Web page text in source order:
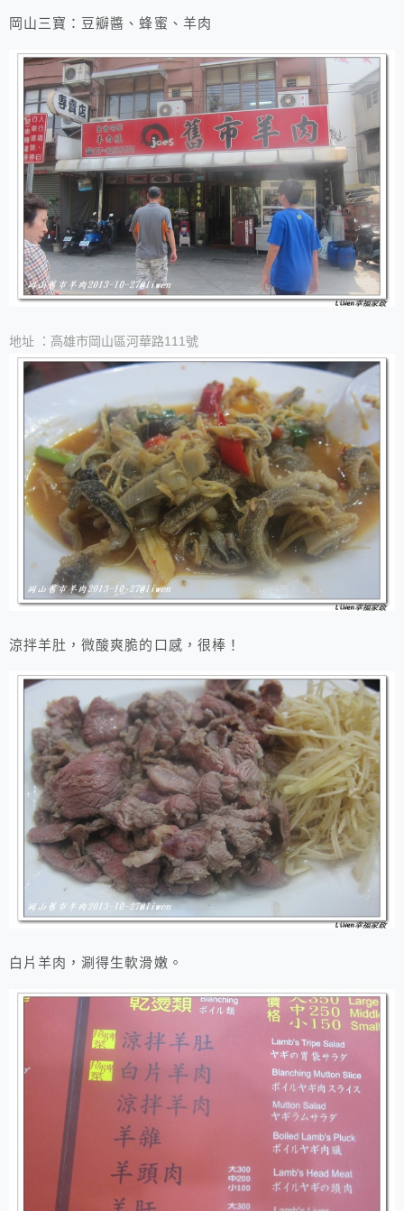
岡山三寶：豆瓣醬、蜂蜜、羊肉
地址 ：高雄市岡山區河華路111號
涼拌羊肚，微酸爽脆的口感，很棒！
白片羊肉，涮得生軟滑嫩。